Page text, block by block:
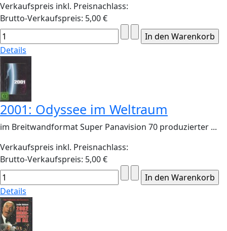
Verkaufspreis inkl. Preisnachlass:
Brutto-Verkaufspreis: 5,00 €
Details
2001: Odyssee im Weltraum
im Breitwandformat Super Panavision 70 produzierter ...
Verkaufspreis inkl. Preisnachlass:
Brutto-Verkaufspreis: 5,00 €
Details